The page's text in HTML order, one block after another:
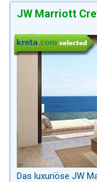
JW Marriott
Das luxuriöse JW